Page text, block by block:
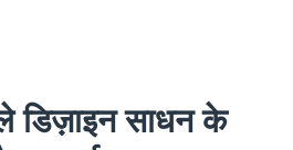
डिज़ाइन साधन के